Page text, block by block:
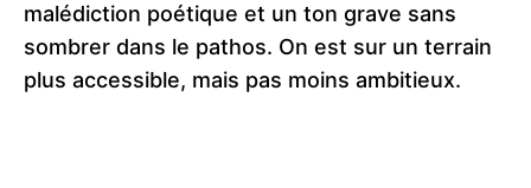
malédiction poétique et un ton grave sans
sombrer dans le pathos. On est sur un terrain
plus accessible, mais pas moins ambitieux.